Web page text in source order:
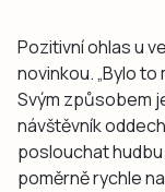
Pozitivní ohlas u
novinkou. „Bylo
Svým způsobem
návštěvník
poslouchat hudbu
poměrně rychle